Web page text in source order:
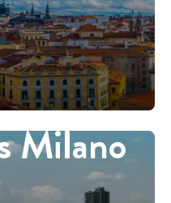
Milano